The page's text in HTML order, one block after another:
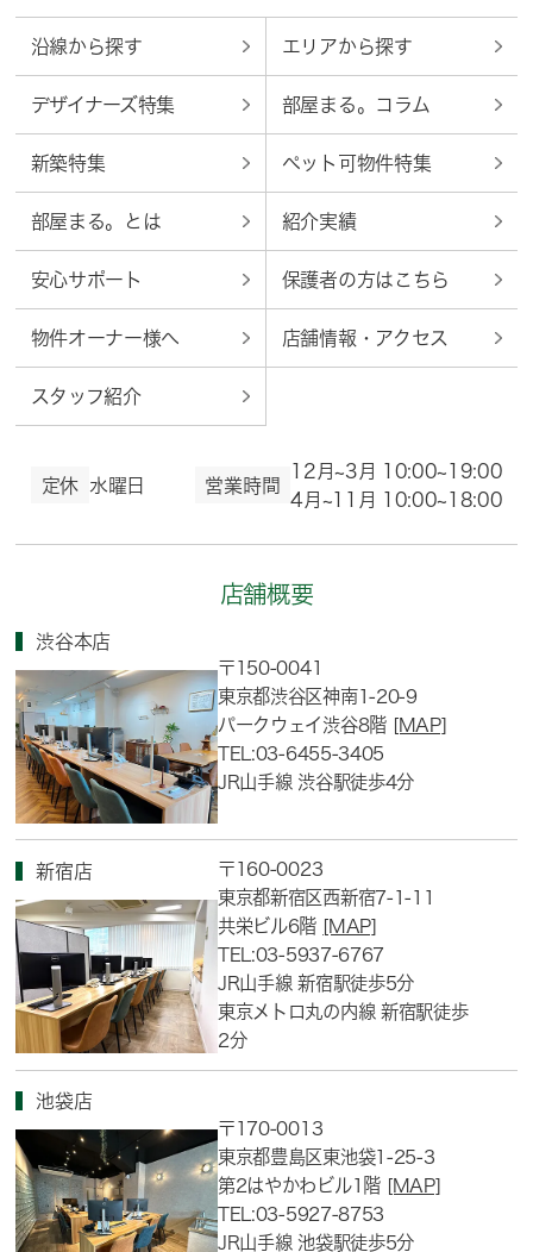
沿線から探す エリアから探す
デザイナーズ特集 部屋まる。コラム
新築特集 ペット可物件特集
部屋まる。とは 紹介実績
安心サポート 保護者の方はこちら
物件オーナー様へ 店舗情報・アクセス
スタッフ紹介
定休 水曜日 営業時間
12月~3月 10:00~19:00
4月~11月 10:00~18:00
店舗概要
渋谷本店
〒150-0041
東京都渋谷区神南1-20-9
パークウェイ渋谷8階 [MAP]
TEL:03-6455-3405
JR山手線 渋谷駅徒歩4分
新宿店
〒160-0023
東京都新宿区西新宿7-1-11
共栄ビル6階 [MAP]
TEL:03-5937-6767
JR山手線 新宿駅徒歩5分
東京メトロ丸の内線 新宿駅徒歩
2分
池袋店
〒170-0013
東京都豊島区東池袋1-25-3
第2はやかわビル1階 [MAP]
TEL:03-5927-8753
JR山手線 池袋駅徒歩5分